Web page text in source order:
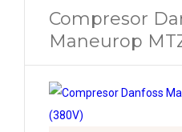
Compresor
Maneurop